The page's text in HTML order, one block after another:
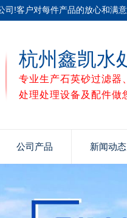
司!客户对每件产品的放心和满
杭州鑫凯水
专业生产石英砂过滤器
处理处理设备及配件做
公司产品 新闻动态